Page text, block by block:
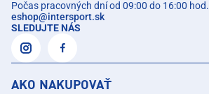
Počas pracovných dní od 09:00 do 16:00 hod.
eshop@intersport.sk
SLEDUJTE NÁS
AKO NAKUPOVAŤ